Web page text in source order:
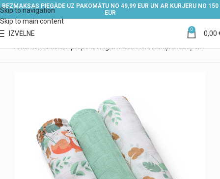
Skip to navigation
Skip to main content
BEZMAKSAS PIEGĀDE UZ PAKOMĀTU NO 49,99 EUR UN AR KURJERU NO 150
EUR
IZVĒLNE 0 0,00